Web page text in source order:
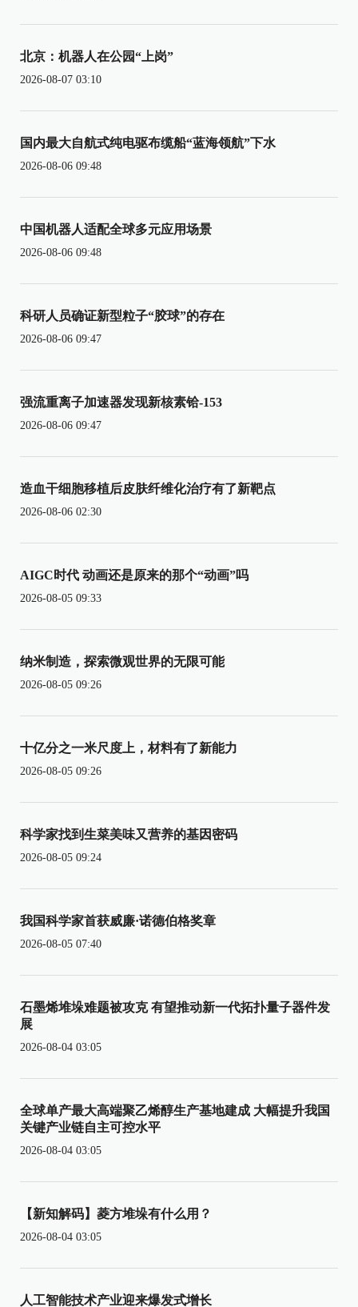
北京：机器人在公园“上岗”
2026-08-07 03:10
国内最大自航式纯电驱布缆船“蓝海领航”下水
2026-08-06 09:48
中国机器人适配全球多元应用场景
2026-08-06 09:48
科研人员确证新型粒子“胶球”的存在
2026-08-06 09:47
强流重离子加速器发现新核素铪-153
2026-08-06 09:47
造血干细胞移植后皮肤纤维化治疗有了新靶点
2026-08-06 02:30
AIGC时代 动画还是原来的那个“动画”吗
2026-08-05 09:33
纳米制造，探索微观世界的无限可能
2026-08-05 09:26
十亿分之一米尺度上，材料有了新能力
2026-08-05 09:26
科学家找到生菜美味又营养的基因密码
2026-08-05 09:24
我国科学家首获威廉·诺德伯格奖章
2026-08-05 07:40
石墨烯堆垛难题被攻克 有望推动新一代拓扑量子器件发
展
2026-08-04 03:05
全球单产最大高端聚乙烯醇生产基地建成 大幅提升我国
关键产业链自主可控水平
2026-08-04 03:05
【新知解码】菱方堆垛有什么用？
2026-08-04 03:05
人工智能技术产业迎来爆发式增长